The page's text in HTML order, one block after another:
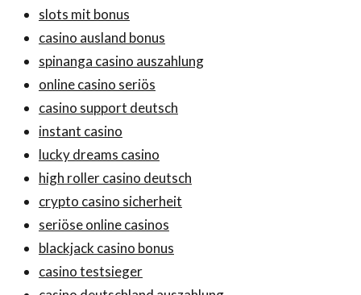
slots mit bonus
casino ausland bonus
spinanga casino auszahlung
online casino seriös
casino support deutsch
instant casino
lucky dreams casino
high roller casino deutsch
crypto casino sicherheit
seriöse online casinos
blackjack casino bonus
casino testsieger